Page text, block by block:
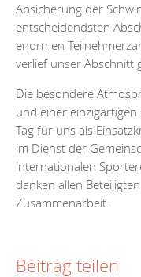
Absicherung der
entscheidendsten
enormen
verlief unser Abschnitt
Die besondere
und einer
Tag für uns als
im Dienst der
internationalen
danken allen
Zusammenarbeit.
Beitrag teilen